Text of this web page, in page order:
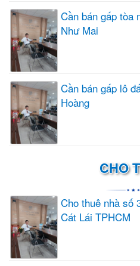
Cần bán gấp tòa
Như Mai
Cần bán gấp lô
Hoàng
CHO
Cho thuê nhà số
Cát Lái TPHCM